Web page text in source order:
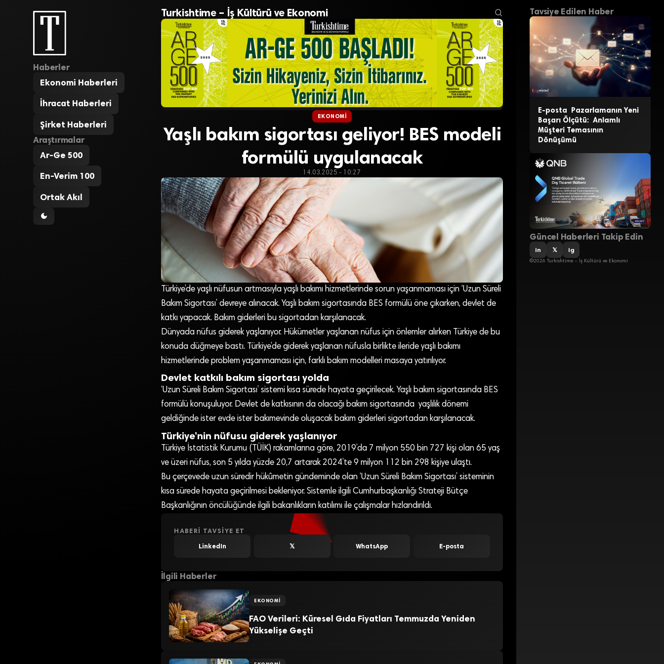
Haberler
Ekonomi Haberleri
İhracat Haberleri
Şirket Haberleri
Araştırmalar
Ar-Ge 500
En-Verim 100
Ortak Akıl
Turkishtime – İş Kültürü ve Ekonomi
EKONOMI
Yaşlı bakım sigortası geliyor! BES modeli
formülü uygulanacak
14.03.2025 - 10:27
Türkiye’de yaşlı nüfusun artmasıyla yaşlı bakımı hizmetlerinde sorun yaşanmaması için ‘Uzun Süreli
Bakım Sigortası’ devreye alınacak. Yaşlı bakım sigortasında BES formülü öne çıkarken, devlet de
katkı yapacak. Bakım giderleri bu sigortadan karşılanacak.
Dünyada nüfus giderek yaşlanıyor. Hükümetler yaşlanan nüfus için önlemler alırken Türkiye de bu
konuda düğmeye bastı. Türkiye’de giderek yaşlanan nüfusla birlikte ileride yaşlı bakımı
hizmetlerinde problem yaşanmaması için, farklı bakım modelleri masaya yatırılıyor.
Devlet katkılı bakım sigortası yolda
‘Uzun Süreli Bakım Sigortası’ sistemi kısa sürede hayata geçirilecek. Yaşlı bakım sigortasında BES
formülü konuşuluyor. Devlet de katkısının da olacağı bakım sigortasında yaşlılık dönemi
geldiğinde ister evde ister bakımevinde oluşacak bakım giderleri sigortadan karşılanacak.
Türkiye’nin nüfusu giderek yaşlanıyor
Türkiye İstatistik Kurumu (TÜİK) rakamlarına göre, 2019’da 7 milyon 550 bin 727 kişi olan 65 yaş
ve üzeri nüfus, son 5 yılda yüzde 20,7 artarak 2024’te 9 milyon 112 bin 298 kişiye ulaştı.
Bu çerçevede uzun süredir hükûmetin gündeminde olan ‘Uzun Süreli Bakım Sigortası’ sisteminin
kısa sürede hayata geçirilmesi bekleniyor. Sistemle ilgili Cumhurbaşkanlığı Strateji Bütçe
Başkanlığının öncülüğünde ilgili bakanlıkların katılımı ile çalışmalar hızlandırıldı.
HABERI TAVSIYE ET
LinkedIn 𝕏 WhatsApp E-posta
İlgili Haberler
EKONOMI
FAO Verileri: Küresel Gıda Fiyatları Temmuzda Yeniden
Yükselişe Geçti
Tavsiye Edilen Haber
E-posta Pazarlamanın Yeni
Başarı Ölçütü: Anlamlı
Müşteri Temasının
Dönüşümü
Güncel Haberleri Takip Edin
in 𝕏 ig
©2026 Turkishtime – İş Kültürü ve Ekonomi